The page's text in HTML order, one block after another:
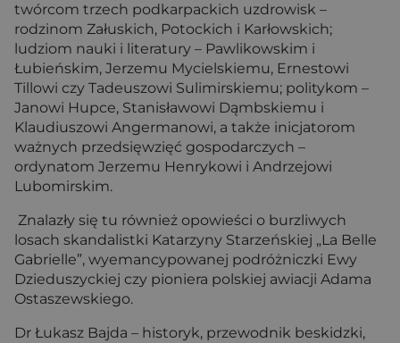
twórcom trzech podkarpackich uzdrowisk –
rodzinom Załuskich, Potockich i Karłowskich;
ludziom nauki i literatury – Pawlikowskim i
Łubieńskim, Jerzemu Mycielskiemu, Ernestowi
Tillowi czy Tadeuszowi Sulimirskiemu; politykom –
Janowi Hupce, Stanisławowi Dąmbskiemu i
Klaudiuszowi Angermanowi, a także inicjatorom
ważnych przedsięwzięć gospodarczych –
ordynatom Jerzemu Henrykowi i Andrzejowi
Lubomirskim.
Znalazły się tu również opowieści o burzliwych
losach skandalistki Katarzyny Starzeńskiej „La Belle
Gabrielle”, wyemancypowanej podróżniczki Ewy
Dzieduszyckiej czy pioniera polskiej awiacji Adama
Ostaszewskiego.
Dr Łukasz Bajda – historyk, przewodnik beskidzki,